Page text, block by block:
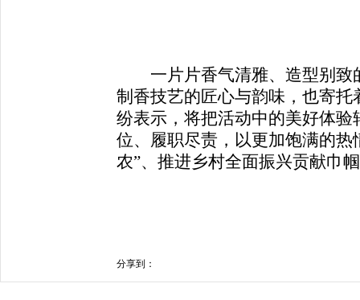
一片片香气清雅、造型别致
制香技艺的匠心与韵味，也寄
纷表示，将把活动中的美好体
位、履职尽责，以更加饱满的
农”、推进乡村全面振兴贡献巾
分享到：